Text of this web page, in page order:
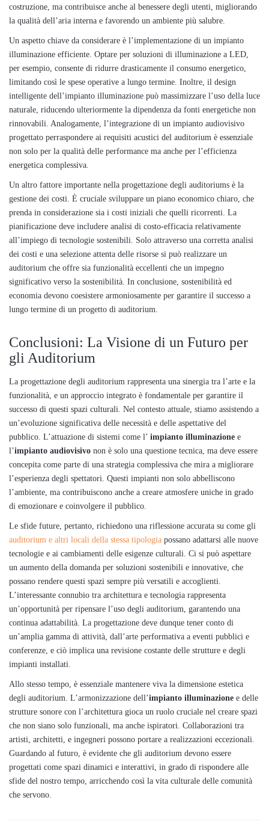
costruzione, ma contribuisce anche al benessere degli utenti, migliorando
la qualità dell’aria interna e favorendo un ambiente più salubre.
Un aspetto chiave da considerare è l’implementazione di un impianto
illuminazione efficiente. Optare per soluzioni di illuminazione a LED,
per esempio, consente di ridurre drasticamente il consumo energetico,
limitando così le spese operative a lungo termine. Inoltre, il design
intelligente dell’impianto illuminazione può massimizzare l’uso della luce
naturale, riducendo ulteriormente la dipendenza da fonti energetiche non
rinnovabili. Analogamente, l’integrazione di un impianto audiovisivo
progettato perraspondere ai requisiti acustici del auditorium è essenziale
non solo per la qualità delle performance ma anche per l’efficienza
energetica complessiva.
Un altro fattore importante nella progettazione degli auditoriums è la
gestione dei costi. È cruciale sviluppare un piano economico chiaro, che
prenda in considerazione sia i costi iniziali che quelli ricorrenti. La
pianificazione deve includere analisi di costo-efficacia relativamente
all’impiego di tecnologie sostenibili. Solo attraverso una corretta analisi
dei costi e una selezione attenta delle risorse si può realizzare un
auditorium che offre sia funzionalità eccellenti che un impegno
significativo verso la sostenibilità. In conclusione, sostenibilità ed
economia devono coesistere armoniosamente per garantire il successo a
lungo termine di un progetto di auditorium.
Conclusioni: La Visione di un Futuro per
gli Auditorium
La progettazione degli auditorium rappresenta una sinergia tra l’arte e la
funzionalità, e un approccio integrato è fondamentale per garantire il
successo di questi spazi culturali. Nel contesto attuale, stiamo assistendo a
un’evoluzione significativa delle necessità e delle aspettative del
pubblico. L’attuazione di sistemi come l’ impianto illuminazione e
l’impianto audiovisivo non è solo una questione tecnica, ma deve essere
concepita come parte di una strategia complessiva che mira a migliorare
l’esperienza degli spettatori. Questi impianti non solo abbelliscono
l’ambiente, ma contribuiscono anche a creare atmosfere uniche in grado
di emozionare e coinvolgere il pubblico.
Le sfide future, pertanto, richiedono una riflessione accurata su come gli
auditorium e altri locali della stessa tipologia possano adattarsi alle nuove
tecnologie e ai cambiamenti delle esigenze culturali. Ci si può aspettare
un aumento della domanda per soluzioni sostenibili e innovative, che
possano rendere questi spazi sempre più versatili e accoglienti.
L’interessante connubio tra architettura e tecnologia rappresenta
un’opportunità per ripensare l’uso degli auditorium, garantendo una
continua adattabilità. La progettazione deve dunque tener conto di
un’amplia gamma di attività, dall’arte performativa a eventi pubblici e
conferenze, e ciò implica una revisione costante delle strutture e degli
impianti installati.
Allo stesso tempo, è essenziale mantenere viva la dimensione estetica
degli auditorium. L’armonizzazione dell’impianto illuminazione e delle
strutture sonore con l’architettura gioca un ruolo cruciale nel creare spazi
che non siano solo funzionali, ma anche ispiratori. Collaborazioni tra
artisti, architetti, e ingegneri possono portare a realizzazioni eccezionali.
Guardando al futuro, è evidente che gli auditorium devono essere
progettati come spazi dinamici e interattivi, in grado di rispondere alle
sfide del nostro tempo, arricchendo così la vita culturale delle comunità
che servono.